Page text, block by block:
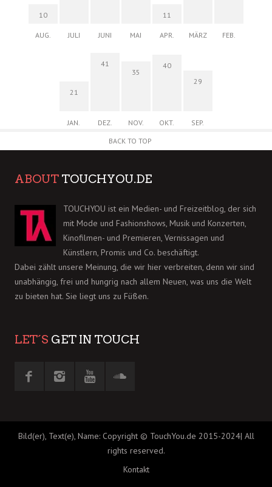
10
AUG. JULI JUNI MAI
11
APR. MÄRZ FEB.
21
JAN.
41
DEZ.
35
NOV.
40
OKT.
29
SEP.
BACK TO TOP
ABOUT TOUCHYOU.DE
TOUCHYOU ist ein Medien- und Freizeitblog, der sich
mit Mode und Fashionshows, Musik und Konzerten,
Kinofilmen- und Premieren, Vernissagen und
Künstlern, Promis und Co. beschäftigt.
Dabei zählt unsere Meinung, die wir hier verbreiten, denn wir sind
unabhängig, frei und hungrig nach allem Neuen, was uns die Welt
zu bieten hat. Sie liegt uns zu Füßen.
LET´S GET IN TOUCH
Bild(er), Text(e), Name: Copyright © TouchYou.de 2015-2024| All
rights reserved.
Kontakt